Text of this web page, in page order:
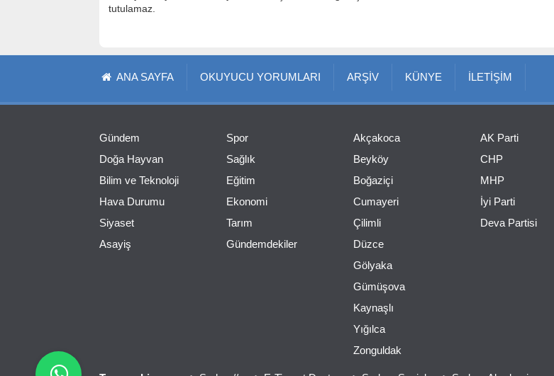
tutulamaz.
ANA SAYFA OKUYUCU YORUMLARI ARŞİV KÜNYE İLETİŞİM
Gündem
Doğa Hayvan
Bilim ve Teknoloji
Hava Durumu
Siyaset
Asayiş
Spor
Sağlık
Eğitim
Ekonomi
Tarım
Gündemdekiler
Akçakoca
Beyköy
Boğaziçi
Cumayeri
Çilimli
Düzce
Gölyaka
Gümüşova
Kaynaşlı
Yığılca
Zonguldak
AK Parti
CHP
MHP
İyi Parti
Deva Partisi